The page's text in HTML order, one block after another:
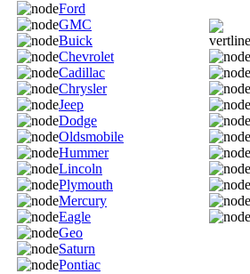
Ford
GMC
Buick
Chevrolet
Cadillac
Chrysler
Jeep
Dodge
Oldsmobile
Hummer
Lincoln
Plymouth
Mercury
Eagle
Geo
Saturn
Pontiac